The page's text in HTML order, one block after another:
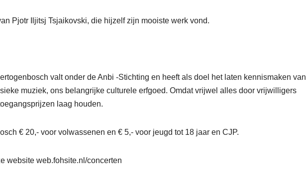
Pjotr Iljitsj Tsjaikovski, die hijzelf zijn mooiste werk vond.
valt onder de Anbi -Stichting en heeft als doel het laten kennismaken van
muziek, ons belangrijke culturele erfgoed. Omdat vrijwel alles door vrijwilligers
laag houden.
€ 20,- voor volwassenen en € 5,- voor jeugd tot 18 jaar en CJP.
website web.fohsite.nl/concerten